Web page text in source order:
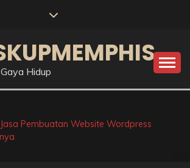
Hidup
Pembuatan Website Wordpress